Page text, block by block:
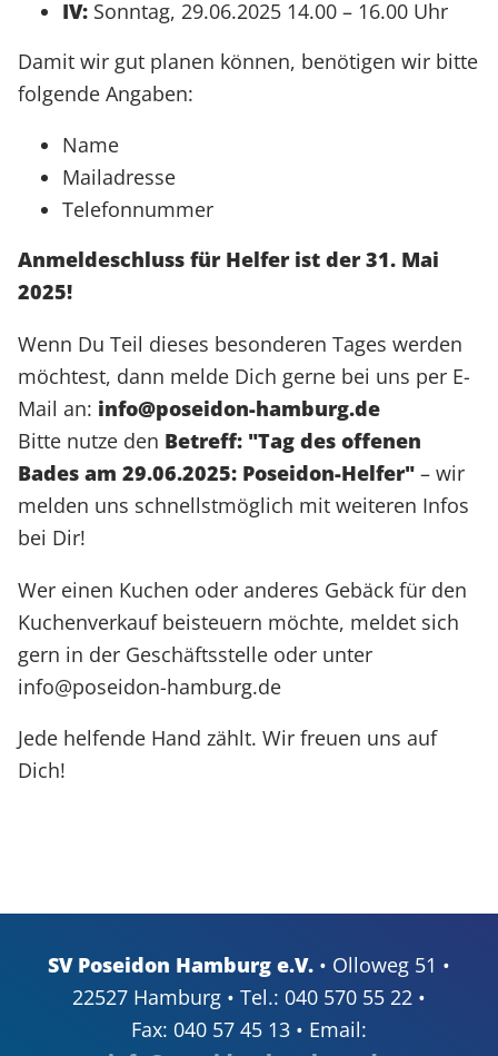
IV: Sonntag, 29.06.2025 14.00 – 16.00 Uhr
Damit wir gut planen können, benötigen wir bitte
folgende Angaben:
Name
Mailadresse
Telefonnummer
Anmeldeschluss für Helfer ist der 31. Mai
2025!
Wenn Du Teil dieses besonderen Tages werden
möchtest, dann melde Dich gerne bei uns per E-
Mail an: info@poseidon-hamburg.de
Bitte nutze den Betreff: "Tag des offenen
Bades am 29.06.2025: Poseidon-Helfer"– wir
melden uns schnellstmöglich mit weiteren Infos
bei Dir!
Wer einen Kuchen oder anderes Gebäck für den
Kuchenverkauf beisteuern möchte, meldet sich
gern in der Geschäftsstelle oder unter
info@poseidon-hamburg.de
Jede helfende Hand zählt. Wir freuen uns auf
Dich!
SV Poseidon Hamburg e.V. • Olloweg 51 •
22527 Hamburg • Tel.: 040 570 55 22 •
Fax: 040 57 45 13 • Email: